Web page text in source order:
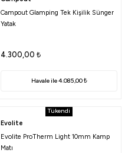
Campout Glamping Tek Kişilik Sünger
Yatak
4.300,00 ₺
Havale ile 4.085,00 ₺
Tükendi
Evolite
Evolite ProTherm Light 10mm Kamp
Matı